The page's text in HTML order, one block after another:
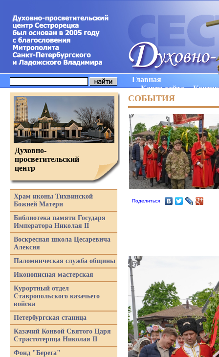
Главная
Карта сайта
СОБЫТИЯ
Поделиться
Духовно-
просветительский
центр
Храм иконы Тихвинской
Божией Матери
Библиотека памяти Государя
Императора Николая II
Воскресная школа Цесаревича
Алексия
Паломническая служба общины
Иконописная мастерская
Курортный отдел
Ставропольского казачьего
войска
Петербургская станица
Казачий Конвой Святого Царя
Страстотерпца Николая II
Фонд "Берега"